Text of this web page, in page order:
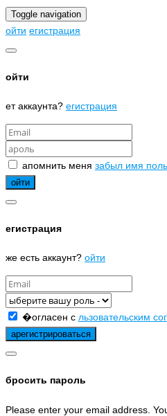
Toggle navigation
ойти егистрация
ойти
ет аккаунта? егистрация
апомнить меня забыл имя
егистрация
же есть аккаунт? ойти
�огласен с льзовательским
бросить пароль
Please enter your email address.